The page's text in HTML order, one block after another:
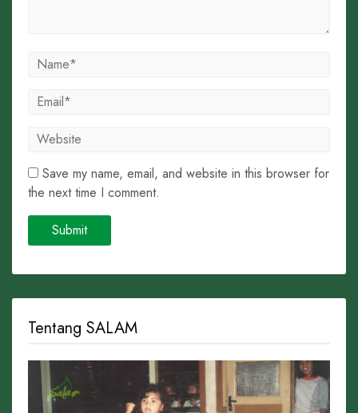
Save my name, email, and website in this browser for
the next time I comment.
Tentang SALAM